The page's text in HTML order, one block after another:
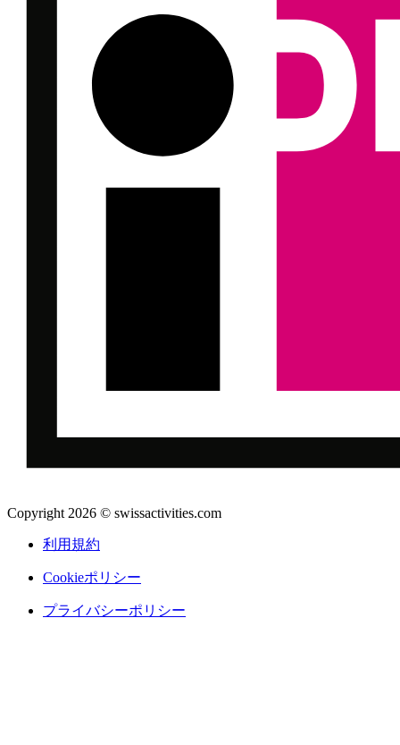
Copyright 2026 © swissactivities.com
利用規約
Cookieポリシー
プライバシーポリシー